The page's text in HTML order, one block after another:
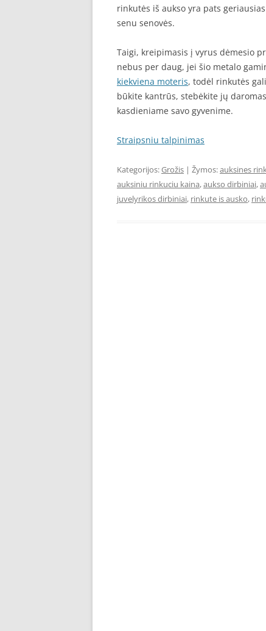
rinkutės iš aukso yra pats
senu senovės.
Taigi, kreipimasis į vyrus dėmesio
nebus per daug, jei šio metalo
kiekviena moteris, todėl rinkutės
būkite kantrūs, stebėkite jų
kasdieniame savo gyvenime.
Straipsniu talpinimas
Kategorijos:Grožis | Žymos:auksines
auksiniu rinkuciu kaina,aukso dirbiniai,
juvelyrikos dirbiniai, rinkute is ausko,